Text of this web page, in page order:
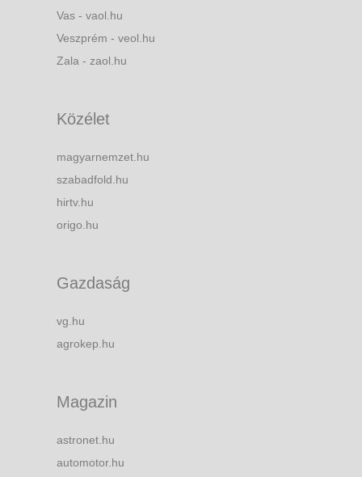
Vas - vaol.hu
Veszprém - veol.hu
Zala - zaol.hu
Közélet
magyarnemzet.hu
szabadfold.hu
hirtv.hu
origo.hu
Gazdaság
vg.hu
agrokep.hu
Magazin
astronet.hu
automotor.hu